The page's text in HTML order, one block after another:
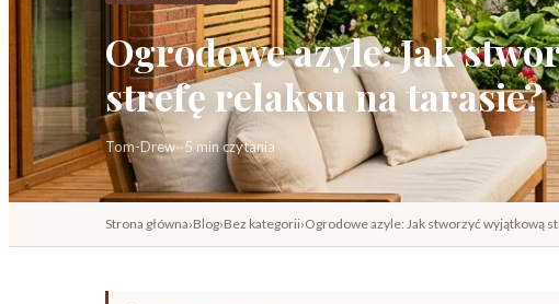
Ogrodowe azyle: Jak
strefę relaksu na tarasie?
Tom-Drew··5 min czytania
Strona główna›Blog›Bez kategorii›Ogrodowe azyle: Jak stworzyć wyjątkową